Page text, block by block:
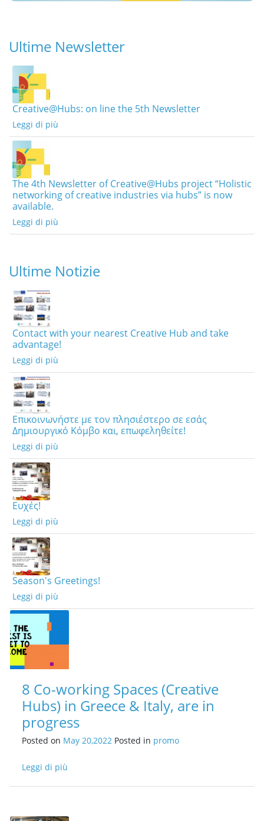
Ultime Newsletter
Creative@Hubs: on line the 5th Newsletter
Leggi di più
The 4th Newsletter of Creative@Hubs project “Holistic
networking of creative industries via hubs” is now
available.
Leggi di più
Ultime Notizie
Contact with your nearest Creative Hub and take
advantage!
Leggi di più
Επικοινωνήστε με τον πλησιέστερο σε εσάς
Δημιουργικό Κόμβο και, επωφεληθείτε!
Leggi di più
Ευχές!
Leggi di più
Season's Greetings!
Leggi di più
8 Co-working Spaces (Creative
Hubs) in Greece & Italy, are in
progress
Posted on May 20,2022 Posted in promo
Leggi di più